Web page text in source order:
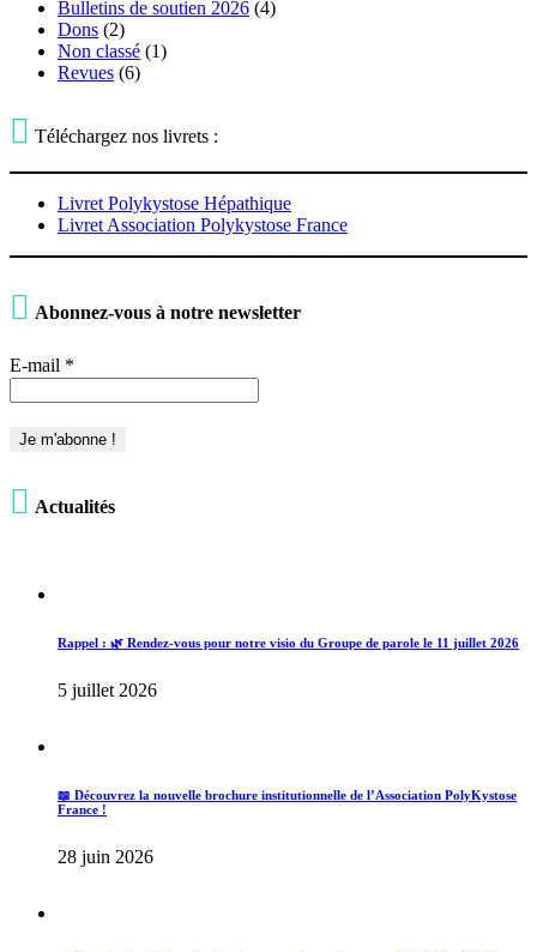
Bulletins de soutien 2026 (4)
Dons (2)
Non classé (1)
Revues (6)
 Téléchargez nos livrets :
Livret Polykystose Hépathique
Livret Association Polykystose France
 Abonnez-vous à notre newsletter
E-mail *
 Actualités
Rappel : 🌿 Rendez-vous pour notre visio du Groupe de parole le 11 juillet 2026
5 juillet 2026
📖 Découvrez la nouvelle brochure institutionnelle de l’Association PolyKystose
France !
28 juin 2026